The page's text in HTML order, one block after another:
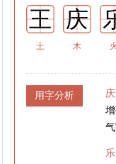
王 庆
土 木 火
用字分析